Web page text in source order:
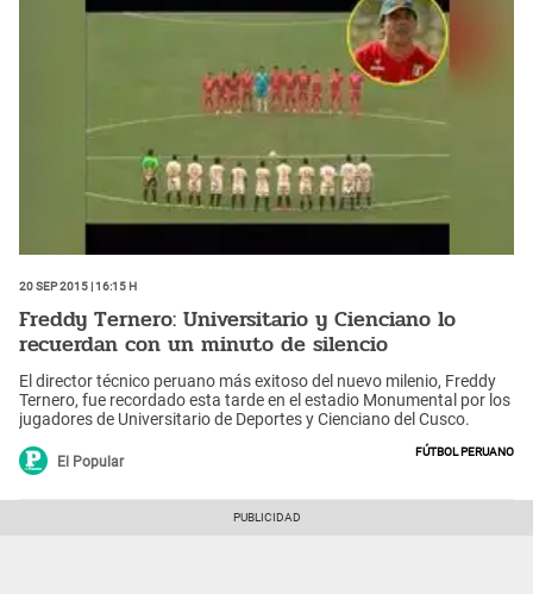
20 Sep 2015 | 16:15 h
Freddy Ternero: Universitario y Cienciano lo
recuerdan con un minuto de silencio
El director técnico peruano más exitoso del nuevo milenio, Freddy
Ternero, fue recordado esta tarde en el estadio Monumental por los
jugadores de Universitario de Deportes y Cienciano del Cusco.
El Popular
Fútbol peruano